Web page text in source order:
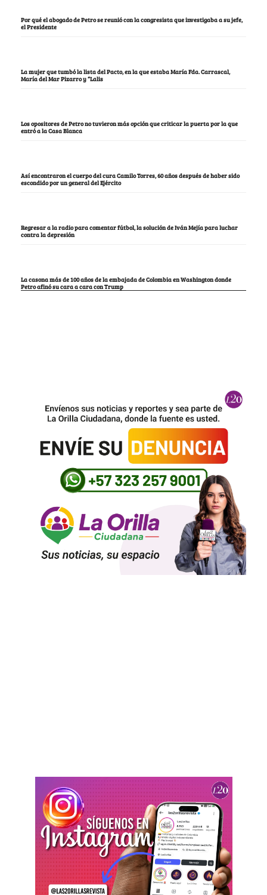
Por qué el abogado de Petro se reunió con la congresista que investigaba a su jefe,
el Presidente
La mujer que tumbó la lista del Pacto, en la que estaba María Fda. Carrascal,
María del Mar Pizarro y “Lalis
Los opositores de Petro no tuvieron más opción que criticar la puerta por la que
entró a la Casa Blanca
Así encontraron el cuerpo del cura Camilo Torres, 60 años después de haber sido
escondido por un general del Ejército
Regresar a la radio para comentar fútbol, la solución de Iván Mejía para luchar
contra la depresión
La casona más de 100 años de la embajada de Colombia en Washington donde
Petro afinó su cara a cara con Trump